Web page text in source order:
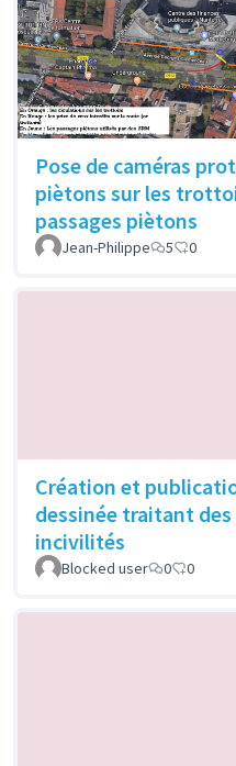
Pose de caméras
piètons sur les
passages piètons
Jean-Philippe 5 0
Création et
dessinée traitant des
incivilités
Blocked user 0 0